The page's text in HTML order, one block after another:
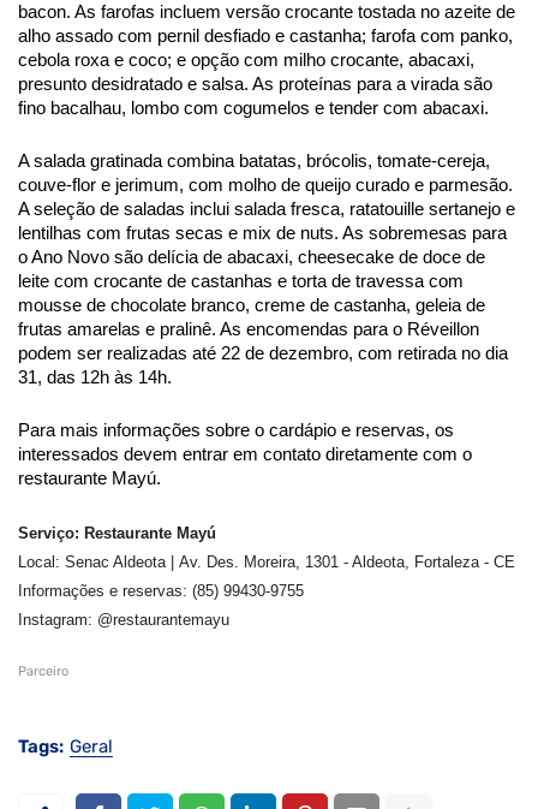
bacon. As farofas incluem versão crocante tostada no azeite de
alho assado com pernil desfiado e castanha; farofa com panko,
cebola roxa e coco; e opção com milho crocante, abacaxi,
presunto desidratado e salsa. As proteínas para a virada são
fino bacalhau, lombo com cogumelos e tender com abacaxi.
A salada gratinada combina batatas, brócolis, tomate-cereja,
couve-flor e jerimum, com molho de queijo curado e parmesão.
A seleção de saladas inclui salada fresca, ratatouille sertanejo e
lentilhas com frutas secas e mix de nuts. As sobremesas para
o Ano Novo são delícia de abacaxi, cheesecake de doce de
leite com crocante de castanhas e torta de travessa com
mousse de chocolate branco, creme de castanha, geleia de
frutas amarelas e pralinê. As encomendas para o Réveillon
podem ser realizadas até 22 de dezembro, com retirada no dia
31, das 12h às 14h.
Para mais informações sobre o cardápio e reservas, os
interessados devem entrar em contato diretamente com o
restaurante Mayú.
Serviço: Restaurante Mayú
Local: Senac Aldeota
Av. Des. Moreira, 1301 - Aldeota, Fortaleza - CE
Informações e reservas: (85) 99430-9755
Instagram: @restaurantemayu
Parceiro
Tags: Geral